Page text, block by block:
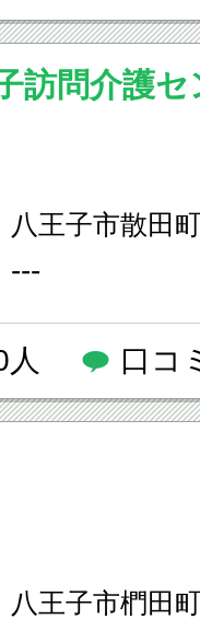
訪問介護セ
八王子市散田
---
口コ
八王子市椚田